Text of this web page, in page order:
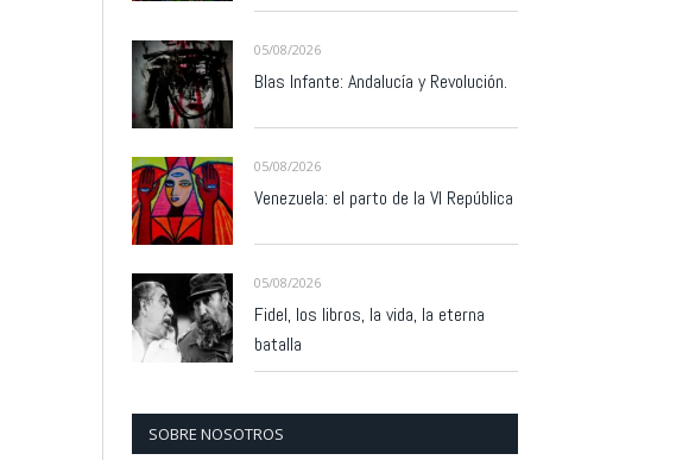
05/08/2026
Blas Infante: Andalucía y Revolución.
05/08/2026
Venezuela: el parto de la VI República
05/08/2026
Fidel, los libros, la vida, la eterna
batalla
SOBRE NOSOTROS